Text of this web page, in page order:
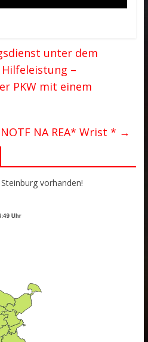
unter dem
Hilfeleistung –
PKW mit einem
NA REA* Wrist * →
vorhanden!